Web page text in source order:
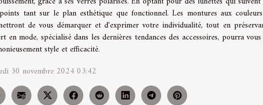
tant sur le plan esthétique que fonctionnel. Les montures aux
de vous démarquer et d'exprimer votre individualité, tout en
en mode, spécialisé dans les dernières tendances des accessoires, pourra
style et efficacité.
30 novembre 2024 03:42